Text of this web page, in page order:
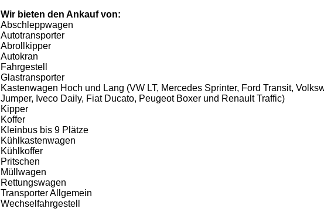
Wir bieten den Ankauf von:
Abschleppwagen
Autotransporter
Abrollkipper
Autokran
Fahrgestell
Glastransporter
Kastenwagen Hoch und Lang (VW LT, Mercedes Sprinter, Ford Transit,
Jumper, Iveco Daily, Fiat Ducato, Peugeot Boxer und Renault Traffic)
Kipper
Koffer
Kleinbus bis 9 Plätze
Kühlkastenwagen
Kühlkoffer
Pritschen
Müllwagen
Rettungswagen
Transporter Allgemein
Wechselfahrgestell